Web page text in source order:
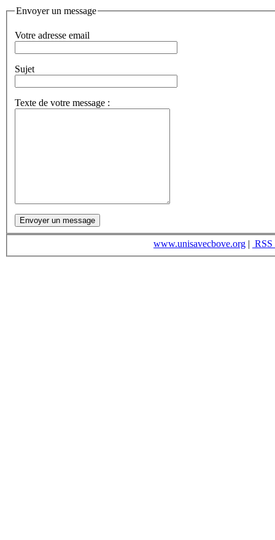
Envoyer un message
Votre adresse email
Sujet
Texte de votre message :
www.unisavecbove.org | RSS